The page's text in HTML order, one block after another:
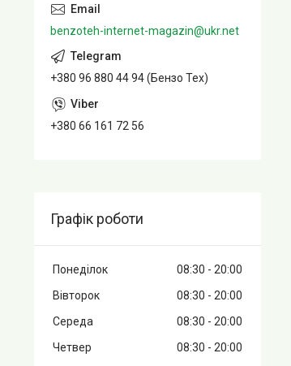
benzoteh-internet-magazin@ukr.net
+380 96 880 44 94 (Бензо Тех)
+380 66 161 72 56
Графік роботи
Понеділок 08:30
20:00
Вівторок
08:30
20:00
Середа
08:30
20:00
Четвер
08:30
20:00